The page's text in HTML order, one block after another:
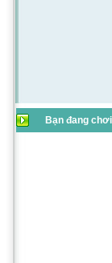
Bạn đang